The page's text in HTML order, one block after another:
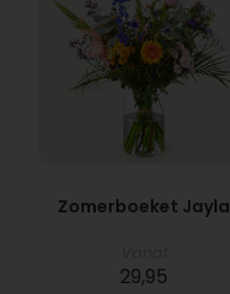
Zomerboeket Jayla
29,95